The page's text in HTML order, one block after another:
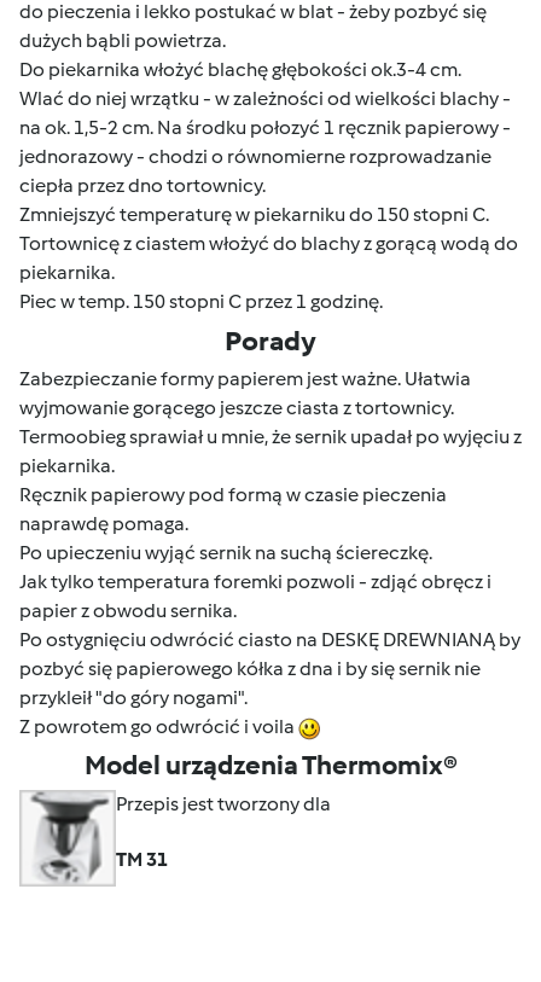
do pieczenia i lekko postukać w blat - żeby pozbyć się
dużych bąbli powietrza.
Do piekarnika włożyć blachę głębokości ok.3-4 cm.
Wlać do niej wrzątku - w zależności od wielkości blachy -
na ok. 1,5-2 cm. Na środku połozyć 1 ręcznik papierowy -
jednorazowy - chodzi o równomierne rozprowadzanie
ciepła przez dno tortownicy.
Zmniejszyć temperaturę w piekarniku do 150 stopni C.
Tortownicę z ciastem włożyć do blachy z gorącą wodą do
piekarnika.
Piec w temp. 150 stopni C przez 1 godzinę.
Porady
Zabezpieczanie formy papierem jest ważne. Ułatwia
wyjmowanie gorącego jeszcze ciasta z tortownicy.
Termoobieg sprawiał u mnie, że sernik upadał po wyjęciu z
piekarnika.
Ręcznik papierowy pod formą w czasie pieczenia
naprawdę pomaga.
Po upieczeniu wyjąć sernik na suchą ściereczkę.
Jak tylko temperatura foremki pozwoli - zdjąć obręcz i
papier z obwodu sernika.
Po ostygnięciu odwrócić ciasto na DESKĘ DREWNIANĄ by
pozbyć się papierowego kółka z dna i by się sernik nie
przykleił "do góry nogami".
Z powrotem go odwrócić i voila
Model urządzenia Thermomix®
Przepis jest tworzony dla
TM 31